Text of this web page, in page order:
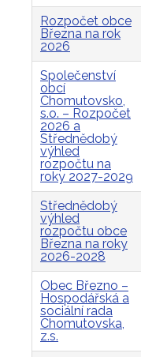
Rozpočet obce
Března na rok
2026
Společenství
obcí
Chomutovsko,
s.o. – Rozpočet
2026 a
Střednědobý
výhled
rozpočtu na
roky 2027-2029
Střednědobý
výhled
rozpočtu obce
Března na roky
2026-2028
Obec Březno –
Hospodářská a
sociální rada
Chomutovska,
z.s.